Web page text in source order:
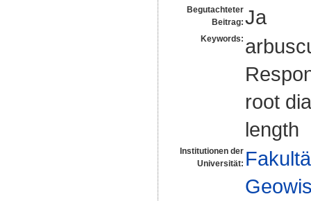
Begutachteter
Beitrag: Ja
Keywords:
root
length
Institutionen der
Universität: